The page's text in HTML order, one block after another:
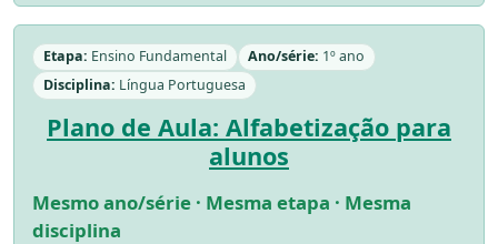
Etapa: Ensino Fundamental Ano/série: 1º ano
Disciplina: Língua Portuguesa
Plano de Aula: Alfabetização para
alunos
Mesmo ano/série · Mesma etapa · Mesma
disciplina